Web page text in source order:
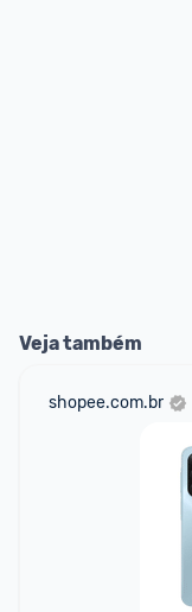
Veja também
shopee.com.br